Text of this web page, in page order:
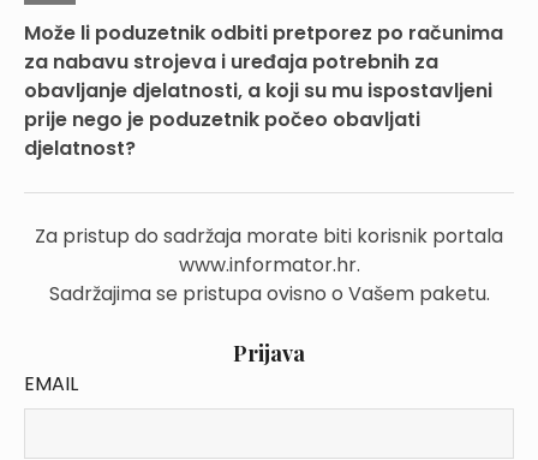
Može li poduzetnik odbiti pretporez po računima
za nabavu strojeva i uređaja potrebnih za
obavljanje djelatnosti, a koji su mu ispostavljeni
prije nego je poduzetnik počeo obavljati
djelatnost?
Za pristup do sadržaja morate biti korisnik portala
www.informator.hr.
Sadržajima se pristupa ovisno o Vašem paketu.
Prijava
EMAIL